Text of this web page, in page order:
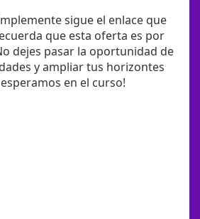
sigue el enlace que
que esta oferta es por
dejes pasar la oportunidad de
y ampliar tus horizontes
en el curso!